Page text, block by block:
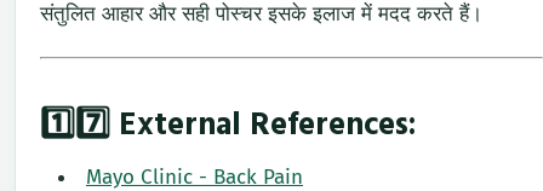
संतुलित आहारऔरसहीपोस्चरइसकेइलाजमेंमददकरतेहैं।
1️⃣7️⃣ External References:
Mayo Clinic - Back Pain